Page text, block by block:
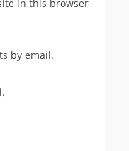
in this browser
by email.